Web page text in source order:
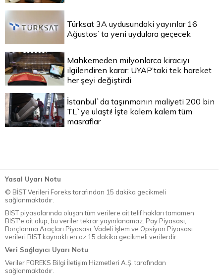
Türksat 3A uydusundaki yayınlar 16
Ağustos`ta yeni uydulara geçecek
Mahkemeden milyonlarca kiracıyı
ilgilendiren karar: UYAP’taki tek hareket
her şeyi değiştirdi
İstanbul`da taşınmanın maliyeti 200 bin
TL`ye ulaştı! İşte kalem kalem tüm
masraflar
Yasal Uyarı Notu
© BİST Verileri Foreks tarafından 15 dakika gecikmeli
sağlanmaktadır.
BIST piyasalarında oluşan tüm verilere ait telif hakları tamamen
BIST'e ait olup, bu veriler tekrar yayınlanamaz. Pay Piyasası,
Borçlanma Araçları Piyasası, Vadeli İşlem ve Opsiyon Piyasası
verileri BIST kaynaklı en az 15 dakika gecikmeli verilerdir.
Veri Sağlayıcı Uyarı Notu
Veriler FOREKS Bilgi İletişim Hizmetleri A.Ş. tarafından
sağlanmaktadır.